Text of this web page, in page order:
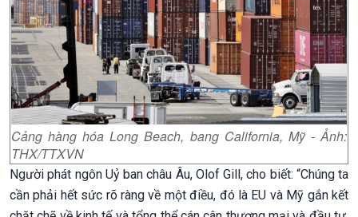
Cảng hàng hóa Long Beach, bang California, Mỹ - Ảnh:
THX/TTXVN
Người phát ngôn Uỷ ban châu Âu, Olof Gill, cho biết: “Chúng ta
cần phải hết sức rõ ràng về một điều, đó là EU và Mỹ gắn kết